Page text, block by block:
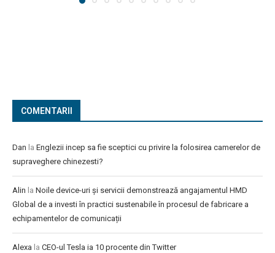
COMENTARII
Dan la Englezii incep sa fie sceptici cu privire la folosirea camerelor de
supraveghere chinezesti?
Alin la Noile device-uri și servicii demonstrează angajamentul HMD
Global de a investi în practici sustenabile în procesul de fabricare a
echipamentelor de comunicații
Alexa la CEO-ul Tesla ia 10 procente din Twitter